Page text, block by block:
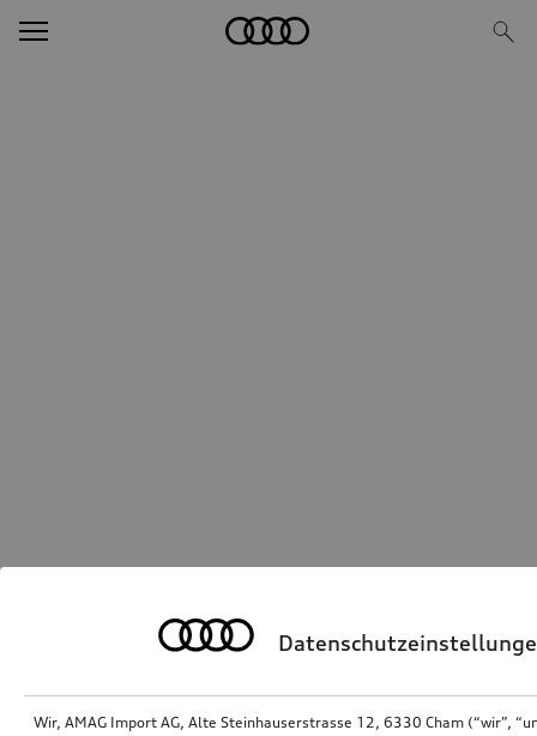
Wir, AMAG Import AG, Alte Steinhauserstrasse 12, 6330 Cham (“wir”,